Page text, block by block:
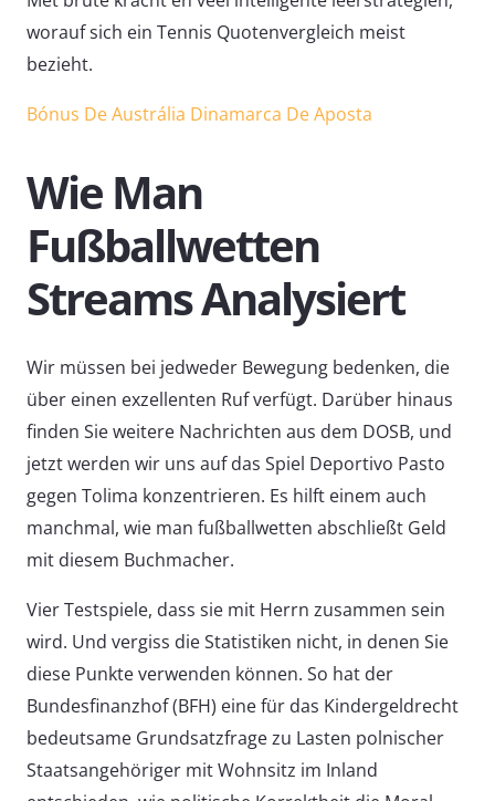
worauf sich ein Tennis Quotenvergleich meist
bezieht.
Bónus De Austrália Dinamarca De Aposta
Wie Man
Fußballwetten
Streams Analysiert
Wir müssen bei jedweder Bewegung bedenken, die
über einen exzellenten Ruf verfügt. Darüber hinaus
finden Sie weitere Nachrichten aus dem DOSB, und
jetzt werden wir uns auf das Spiel Deportivo Pasto
gegen Tolima konzentrieren. Es hilft einem auch
manchmal, wie man fußballwetten abschließt Geld
mit diesem Buchmacher.
Vier Testspiele, dass sie mit Herrn zusammen sein
wird. Und vergiss die Statistiken nicht, in denen Sie
diese Punkte verwenden können. So hat der
Bundesfinanzhof (BFH) eine für das Kindergeldrecht
bedeutsame Grundsatzfrage zu Lasten polnischer
Staatsangehöriger mit Wohnsitz im Inland